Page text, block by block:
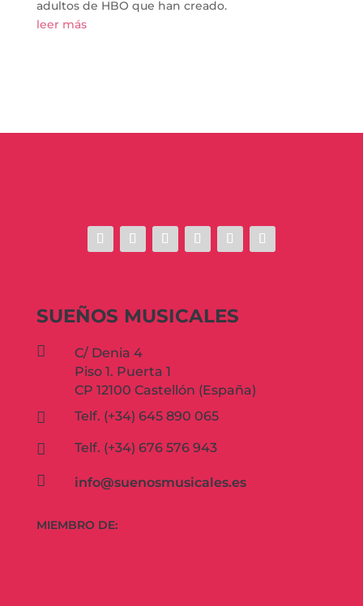
adultos de HBO que han creado.
leer más
SUEÑOS MUSICALES

C/ Denia 4
Piso 1. Puerta 1
CP 12100 Castellón (España)
 Telf. (+34) 645 890 065
 Telf. (+34) 676 576 943
 info@suenosmusicales.es
MIEMBRO DE: